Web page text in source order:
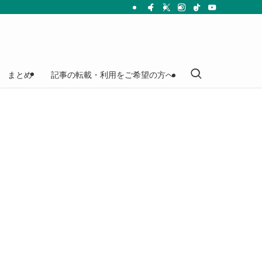
まとめ 記事の転載・利用をご希望の方へ